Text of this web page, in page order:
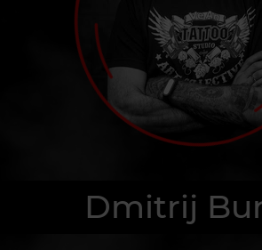
Dmitrij